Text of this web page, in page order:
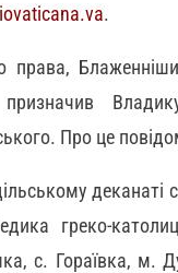
.
права,
призначив
Про це
греко-
с. Гораївка, м.